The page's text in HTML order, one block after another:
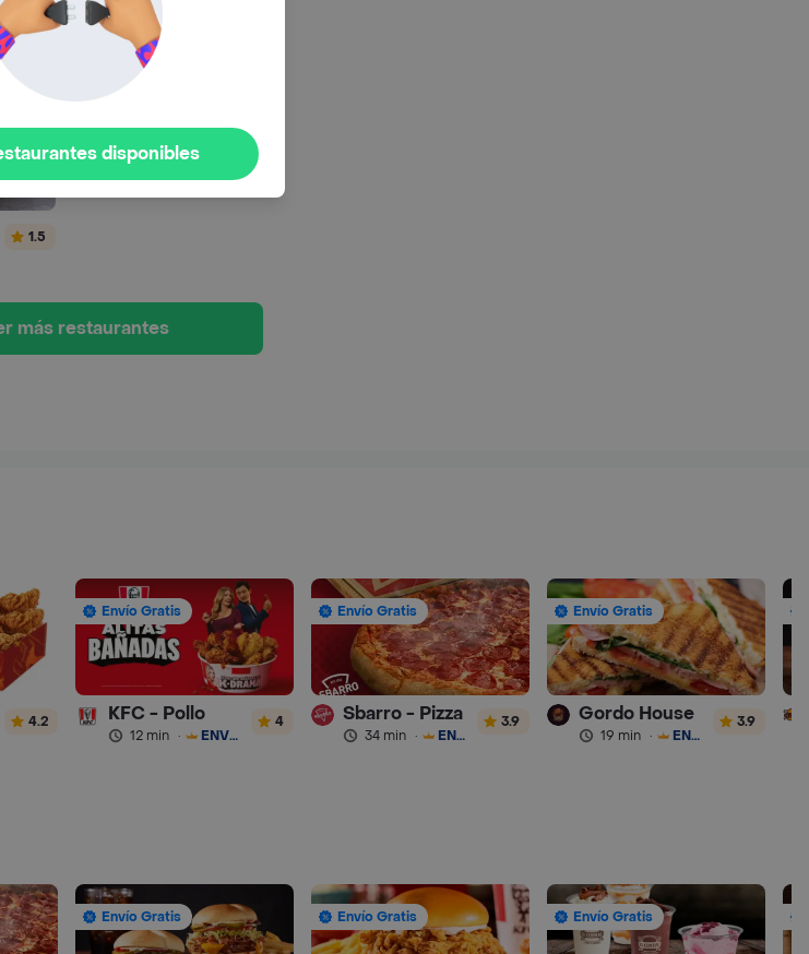
1.5
más restaurantes
4.2
Envío Gratis
KFC - Pollo
12 min · ENVÍO GRATIS
4
Envío Gratis
Sbarro - Pizza
34 min · ENVÍO GRATIS
3.9
Envío Gratis
Gordo House
19 min · ENVÍO GRATIS
3.9
Envío Gratis Envío Gratis Envío Gratis
disponibles